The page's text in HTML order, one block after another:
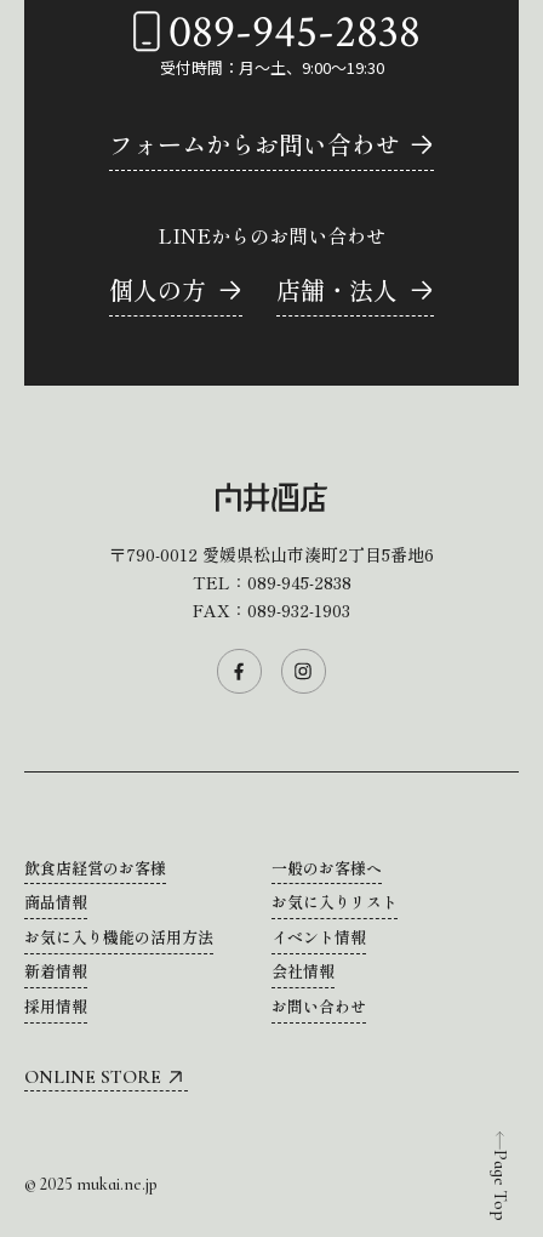
Page Top
089-945-2838
受付時間：月～土、9:00～19:30
フォームからお問い合わせ
LINEからのお問い合わせ
個人の方 店舗・法人
〒790-0012 愛媛県松山市湊町2丁目5番地6
TEL： 089-945-2838
FAX：089-932-1903
飲食店経営のお客様
一般のお客様へ
商品情報
お気に入りリスト
お気に入り機能の活用方法
イベント情報
新着情報
会社情報
採用情報
お問い合わせ
ONLINE STORE
© 2025 mukai.ne.jp